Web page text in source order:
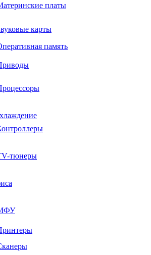
платы
карты
память
тюнеры